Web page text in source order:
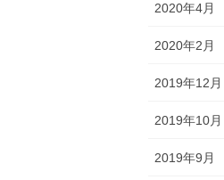
2020年4月
2020年2月
2019年12月
2019年10月
2019年9月